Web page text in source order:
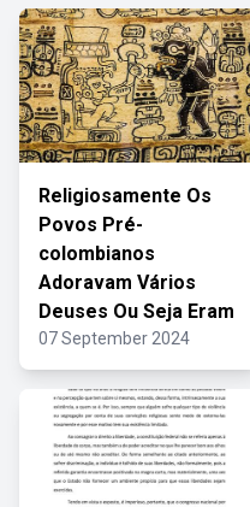
Religiosamente Os
Povos Pré-
colombianos
Adoravam Vários
Deuses Ou Seja Eram
07 September 2024